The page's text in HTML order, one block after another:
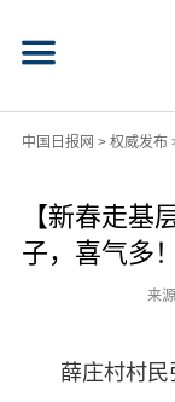
中国日报网 > 权威发布
【新春走基
子，喜气多
来
薛庄村村民